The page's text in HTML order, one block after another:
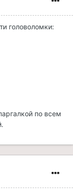
головоломки:
по всем